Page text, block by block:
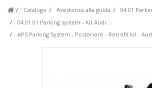
Catalogo Assistenza alla guida
04.01
04.01.01 Parking system - Kit Audi
APS Parking System - Posteriore - Retrofit kit -